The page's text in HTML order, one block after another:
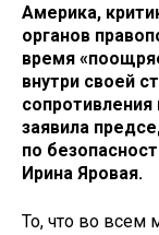
Америка,
органов
время
внутри своей
сопротивления
заявила
по
Ирина Яровая.
То, что во всем